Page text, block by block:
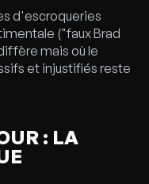
d'escroqueries
("faux Brad
mais où le
et injustifiés reste
: LA